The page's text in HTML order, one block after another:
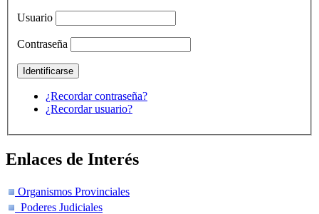
Usuario
Contraseña
¿Recordar contraseña?
¿Recordar usuario?
Enlaces de Interés
Organismos Provinciales
Poderes Judiciales